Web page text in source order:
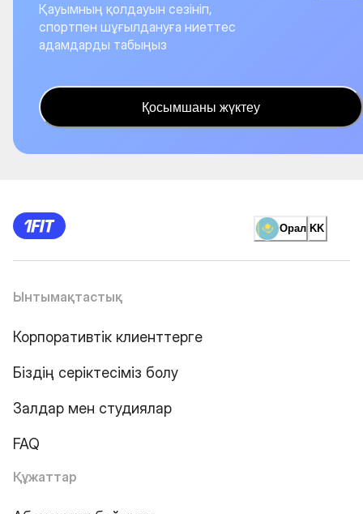
Қауымның қолдауын сезініп,
спортпен шұғылдануға ниеттес
адамдарды табыңыз
Қосымшаны жүктеу
Орал KK
Ынтымақтастық
Корпоративтік клиенттерге
Біздің серіктесіміз болу
Залдар мен студиялар
FAQ
Құжаттар